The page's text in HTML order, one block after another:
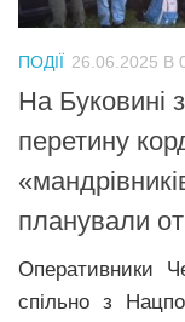
Одеса
Схід
Прикарпаття
Економіка
Політика
Світ
Цікаво
Наука
ПОДІЇ 26.06.2025 В
На Буковині
перетину
планували
Оперативники
спільно з